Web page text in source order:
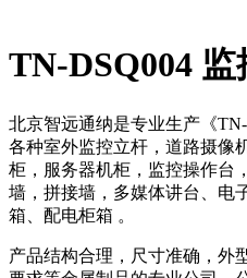
TN-DSQ004
北京智远通纳是专业生产《
各种室外监控立杆，道路摄像
柜，服务器机柜，监控操作台
墙，拼接墙，多媒体讲台、电
箱、配电柜箱 。
产品结构合理，尺寸准确，外